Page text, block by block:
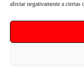
afectar negativamente a ciertas
La Universidad de